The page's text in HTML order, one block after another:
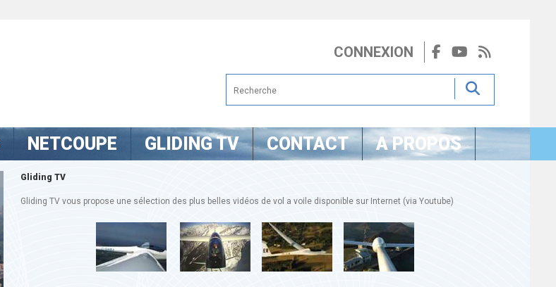
CONNEXION
NETCOUPE GLIDING TV CONTACT A PROPOS
Gliding TV
Gliding TV vous propose une sélection des plus belles vidéos de vol a voile disponible sur Internet (via Youtube)